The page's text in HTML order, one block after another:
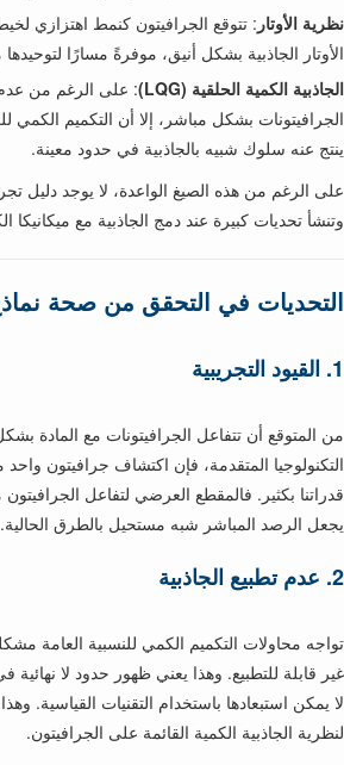
نظرية الأوتار : تتوقع الجرافيتون كنمط اهتزازي
الأوتار الجاذبية بشكل أنيق، موفرةً مسارًا لتوحيدها
الجاذبية الكمية الحلقية (LQG)
: على الرغم من
ينتج عنه سلوك شبيه بالجاذبية في حدود معينة.
على الرغم من هذه الصيغ الواعدة، لا يوجد دليل
وتنشأ تحديات كبيرة عند دمج الجاذبية مع ميكانيكا
التحديات في التحقق من صحة
1. القيود التجريبية
من المتوقع أن تتفاعل الجرافيتونات مع المادة
التكنولوجيا المتقدمة، فإن اكتشاف جرافيتون
قدراتنا بكثير. فالمقطع العرضي لتفاعل الجرافيتون
يجعل الرصد المباشر شبه مستحيل بالطرق الحالية.
2. عدم تطبيع الجاذبية
تواجه محاولات التكميم الكمي للنسبية العامة
غير قابلة للتطبيع. وهذا يعني ظهور حدود لا نهائية
لا يمكن استبعادها باستخدام التقنيات القياسية.
لنظرية الجاذبية الكمية القائمة على الجرافيتون.